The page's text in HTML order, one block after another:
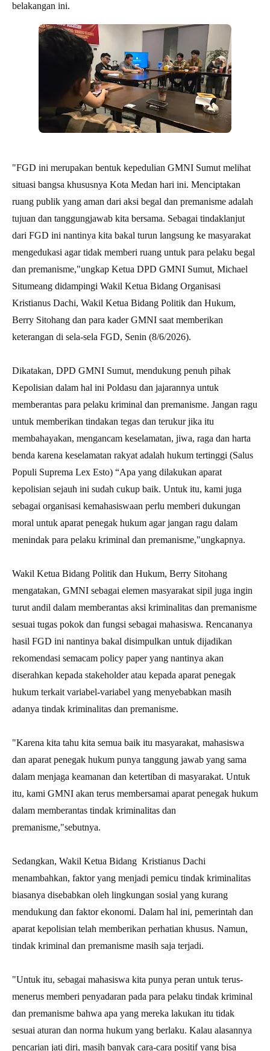
belakangan ini.
"FGD ini merupakan bentuk kepedulian GMNI Sumut melihat
situasi bangsa khususnya Kota Medan hari ini. Menciptakan
ruang publik yang aman dari aksi begal dan premanisme adalah
tujuan dan tanggungjawab kita bersama. Sebagai tindaklanjut
dari FGD ini nantinya kita bakal turun langsung ke masyarakat
mengedukasi agar tidak memberi ruang untuk para pelaku begal
dan premanisme,"ungkap Ketua DPD GMNI Sumut, Michael
Situmeang didampingi Wakil Ketua Bidang Organisasi
Kristianus Dachi, Wakil Ketua Bidang Politik dan Hukum,
Berry Sitohang dan para kader GMNI saat memberikan
keterangan di sela-sela FGD, Senin (8/6/2026).
Dikatakan, DPD GMNI Sumut, mendukung penuh pihak
Kepolisian dalam hal ini Poldasu dan jajarannya untuk
memberantas para pelaku kriminal dan premanisme. Jangan ragu
untuk memberikan tindakan tegas dan terukur jika itu
membahayakan, mengancam keselamatan, jiwa, raga dan harta
benda karena keselamatan rakyat adalah hukum tertinggi (Salus
Populi Suprema Lex Esto) “Apa yang dilakukan aparat
kepolisian sejauh ini sudah cukup baik. Untuk itu, kami juga
sebagai organisasi kemahasiswaan perlu memberi dukungan
moral untuk aparat penegak hukum agar jangan ragu dalam
menindak para pelaku kriminal dan premanisme,"ungkapnya.
Wakil Ketua Bidang Politik dan Hukum, Berry Sitohang
mengatakan, GMNI sebagai elemen masyarakat sipil juga ingin
turut andil dalam memberantas aksi kriminalitas dan premanisme
sesuai tugas pokok dan fungsi sebagai mahasiswa. Rencananya
hasil FGD ini nantinya bakal disimpulkan untuk dijadikan
rekomendasi semacam policy paper yang nantinya akan
diserahkan kepada stakeholder atau kepada aparat penegak
hukum terkait variabel-variabel yang menyebabkan masih
adanya tindak kriminalitas dan premanisme.
"Karena kita tahu kita semua baik itu masyarakat, mahasiswa
dan aparat penegak hukum punya tanggung jawab yang sama
dalam menjaga keamanan dan ketertiban di masyarakat. Untuk
itu, kami GMNI akan terus membersamai aparat penegak hukum
dalam memberantas tindak kriminalitas dan
premanisme,"sebutnya.
Sedangkan, Wakil Ketua Bidang Kristianus Dachi
menambahkan, faktor yang menjadi pemicu tindak kriminalitas
biasanya disebabkan oleh lingkungan sosial yang kurang
mendukung dan faktor ekonomi. Dalam hal ini, pemerintah dan
aparat kepolisian telah memberikan perhatian khusus. Namun,
tindak kriminal dan premanisme masih saja terjadi.
"Untuk itu, sebagai mahasiswa kita punya peran untuk terus-
menerus memberi penyadaran pada para pelaku tindak kriminal
dan premanisme bahwa apa yang mereka lakukan itu tidak
sesuai aturan dan norma hukum yang berlaku. Kalau alasannya
pencarian jati diri, masih banyak cara-cara positif yang bisa